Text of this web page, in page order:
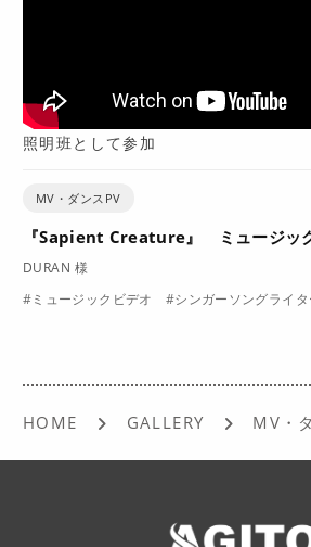
照明班として参加
MV・ダンスPV
『Sapient Creature』 ミュージッ
DURAN 様
#ミュージックビデオ #シンガーソングライ
HOME GALLERY MV・